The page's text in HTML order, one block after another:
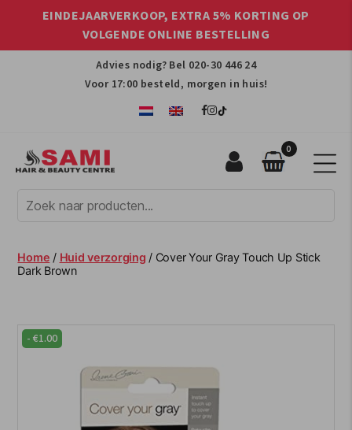
EINDEJAARVERKOOP, EXTRA 5% KORTING OP
VOLGENDE ONLINE BESTELLING
Advies nodig? Bel 020-30 446 24
Voor 17:00 besteld, morgen in huis!
Afro
Hair
Beauty
Centre
0
Home / Huid verzorging / Cover Your Gray Touch Up Stick
Dark Brown
-€1.00